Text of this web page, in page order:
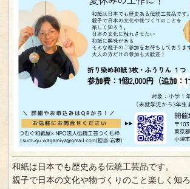
和紙は日本でも歴史ある伝統工芸品です。
親子で日本の文化や物づくりのこと楽しく知ろ